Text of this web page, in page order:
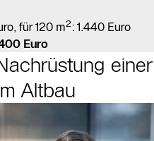
für 120 m2: 1.440 Euro
Euro
einer
Altbau